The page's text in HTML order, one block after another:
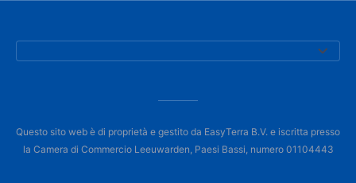
Questo sito web è di proprietà e gestito da EasyTerra B.V. e iscritta presso
la Camera di Commercio Leeuwarden, Paesi Bassi, numero 01104443